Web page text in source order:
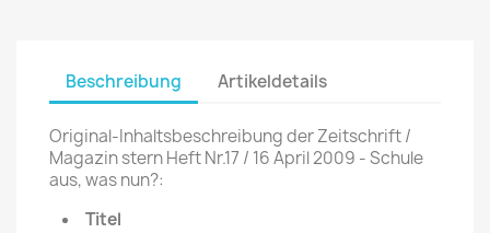
Beschreibung Artikeldetails
Original-Inhaltsbeschreibung der Zeitschrift /
Magazin stern Heft Nr.17 / 16 April 2009 - Schule
aus, was nun?:
Titel